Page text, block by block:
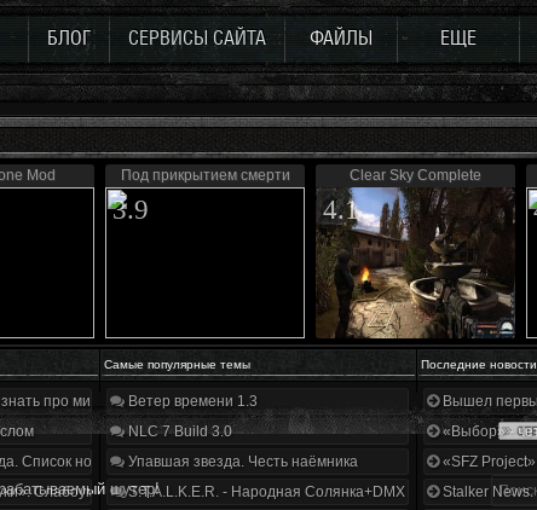
БЛОГ СЕРВИСЫ САЙТА ФАЙЛЫ ЕЩЕ
Mod Под прикрытием смерти
3.9
Clear Sky Complete
4.1
Самые популярные темы Последние новости
про мир, геймплей и сюжет | Разбор трейлера
Список нововведений
Слабоумие и отвага
Ветер времени 1.3
NLC 7 Build 3.0
Упавшая звезда. Честь наёмника
S.T.A.L.K.E.R. - Народная Солянка+DMX 1.3.5.ООП.МА.К.
Вышел
«Выбор» -
«SFZ Project»
Stalker News.
шутер!